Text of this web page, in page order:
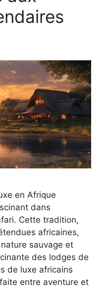
en Afrique
dans
Cette tradition,
africaines,
sauvage et
des lodges de
de luxe africains
entre aventure et